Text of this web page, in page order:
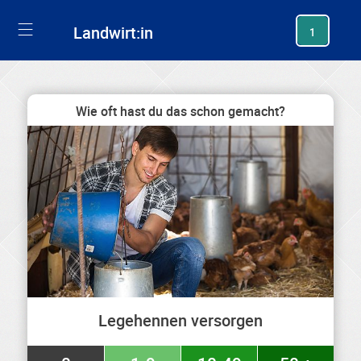
Landwirt:in 1
Wie oft hast du das schon gemacht?
Legehennen versorgen